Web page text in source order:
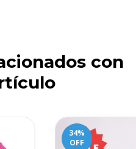
con
34%
OFF